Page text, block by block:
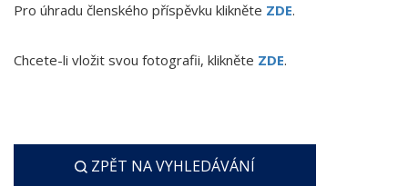
Pro úhradu členského příspěvku klikněte ZDE.
Chcete-li vložit svou fotografii, klikněte ZDE.
ZPĚT NA VYHLEDÁVÁNÍ